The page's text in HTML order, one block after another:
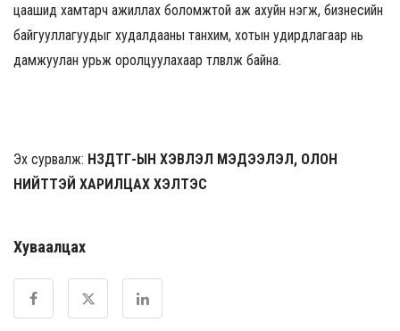
цаашид хамтарч ажиллах боломжтой аж ахуйн нэгж, бизнесийн
байгууллагуудыг худалдааны танхим, хотын удирдлагаар нь
дамжуулан урьж оролцуулахаар төлөвлөж байна.
Эх сурвалж: НЗДТГ-ЫН ХЭВЛЭЛ МЭДЭЭЛЭЛ, ОЛОН
НИЙТТЭЙ ХАРИЛЦАХ ХЭЛТЭС
Хуваалцах